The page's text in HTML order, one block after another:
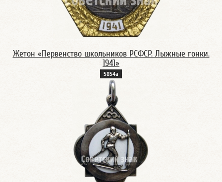
Жетон «Первенство школьников РСФСР. Лыжные гонки.
1941»
5854а